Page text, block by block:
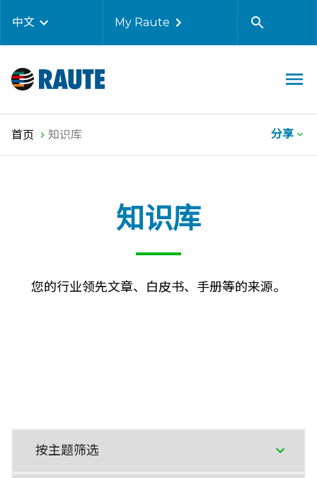
中文 My Raute
首页 知识库 分享
知识库
您的行业领先文章、白皮书、手册等的来源。